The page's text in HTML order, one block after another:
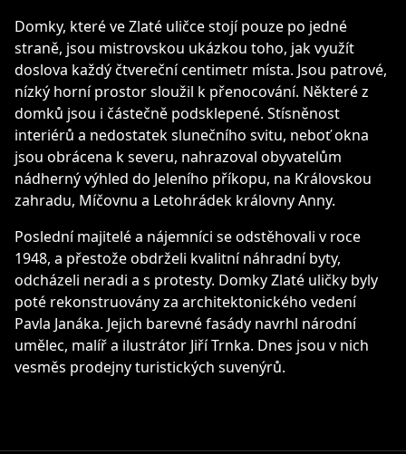
Domky, které ve Zlaté uličce stojí pouze po jedné
straně, jsou mistrovskou ukázkou toho, jak využít
doslova každý čtvereční centimetr místa. Jsou patrové,
nízký horní prostor sloužil k přenocování. Některé z
domků jsou i částečně podsklepené. Stísněnost
interiérů a nedostatek slunečního svitu, neboť okna
jsou obrácena k severu, nahrazoval obyvatelům
nádherný výhled do Jeleního příkopu, na Královskou
zahradu, Míčovnu a Letohrádek královny Anny.
Poslední majitelé a nájemníci se odstěhovali v roce
1948, a přestože obdrželi kvalitní náhradní byty,
odcházeli neradi a s protesty. Domky Zlaté uličky byly
poté rekonstruovány za architektonického vedení
Pavla Janáka. Jejich barevné fasády navrhl národní
umělec, malíř a ilustrátor Jiří Trnka. Dnes jsou v nich
vesměs prodejny turistických suvenýrů.